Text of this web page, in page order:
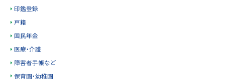
に 印鑑登録
戸籍
国民年金
医療・介護
障害者手帳など
保育園・幼稚園